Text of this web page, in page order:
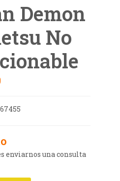
Demon
No
enviarnos una consulta